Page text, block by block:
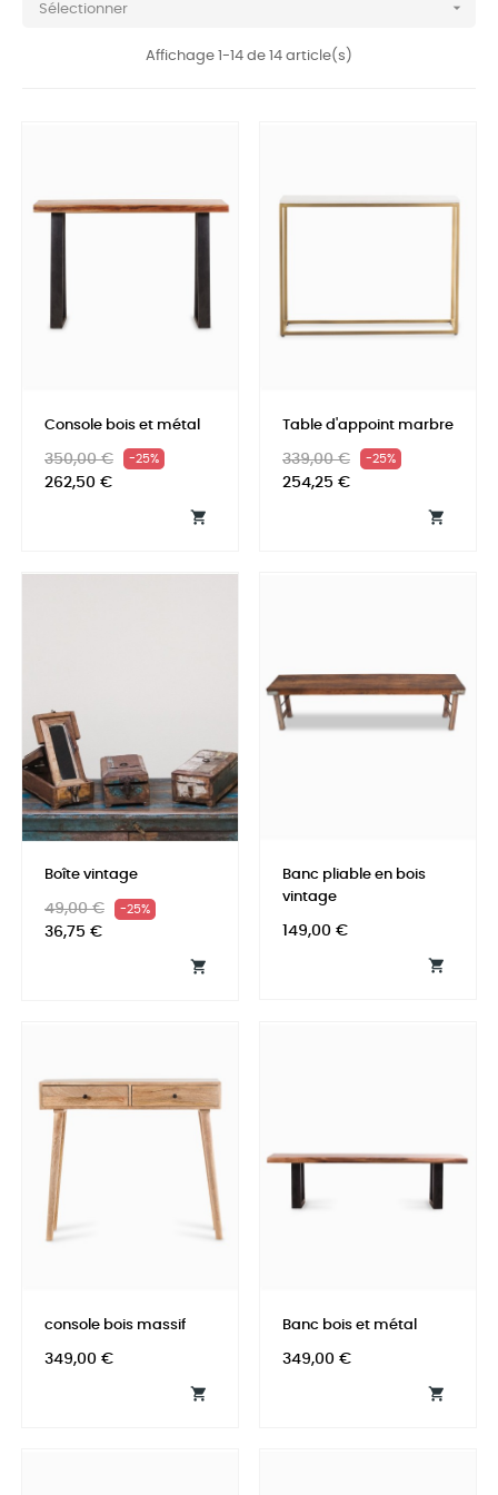
Sélectionner 
Affichage 1-14 de 14 article(s)
Console bois et métal
Prix
habituel
350,00 € -25%
262,50 €

Table d'appoint marbre
Prix
habituel
339,00 € -25%
254,25 €

Boîte vintage
Prix
habituel
49,00 € -25%
36,75 €

Banc pliable en bois
vintage
Prix
149,00 €

console bois massif
Prix
349,00 €

Banc bois et métal
Prix
349,00 €
